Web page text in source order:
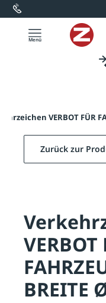
springen
VERBOT FÜR
Zurück zur
VERBOT
BREITE